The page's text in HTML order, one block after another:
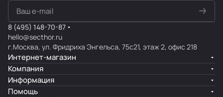
8 (495) 148-70-87
hello@secthor.ru
г.Москва, ул. Фридриха Энгельса, 75с21, этаж 2, офис 218
Интернет-магазин
Компания
Информация
Помощь